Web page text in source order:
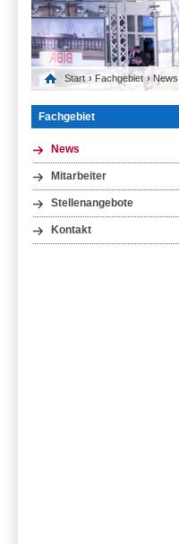
Start › Fachgebiet › News
Fachgebiet
News
Mitarbeiter
Stellenangebote
Kontakt